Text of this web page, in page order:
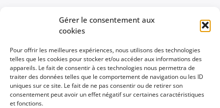
Gérer le consentement aux
cookies
Pour offrir les meilleures expériences, nous utilisons des technologies
telles que les cookies pour stocker et/ou accéder aux informations des
appareils. Le fait de consentir à ces technologies nous permettra de
traiter des données telles que le comportement de navigation ou les ID
uniques sur ce site. Le fait de ne pas consentir ou de retirer son
consentement peut avoir un effet négatif sur certaines caractéristiques
et fonctions.
Conseils d’utilisation et de sécurité des bougies
Conseils d’entretien des bijoux
Maison Løuv sur Instagram